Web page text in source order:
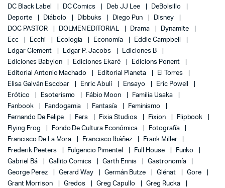
DC Black Label
DC Comics Deb JJ Lee
DeBolsillo
Deporte
Diábolo Dibbuks Diego Pun
Disney
DOC PASTOR
DOLMEN EDITORIAL Drama
Dynamite
Ecc
Ecchi Ecología Economía
Eddie Campbell
Edgar Clement
Edgar P. Jacobs
Ediciones B
Ediciones Babylon
Ediciones Ekaré
Edicions Ponent
Editorial Antonio Machado
Editorial Planeta
El Torres
Elisa Galván Escobar
Enric Abulí Ensayo
Eric Powell
Erótico
Esoterismo Fábio Moon
Familia Usaka
Fanbook
Fandogamia Fantasía
Feminismo
Fernando De Felipe
Fers Fixia Studios Fixion
Flipbook
Flying Frog
Fondo De Cultura Económica
Fotografía
Francisco De La Mora
Francisco Ibáñez
Frank Miller
Frederik Peeters
Fulgencio Pimentel Full House
Funko
Gabriel Bá
Gallito Comics Garth Ennis
Gastronomía
George Perez
Gerard Way Germán Butze Glénat
Gore
Grant Morrison
Gredos Greg Capullo
Greg Rucka